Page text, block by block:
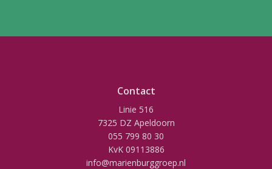
Contact
Linie 516
7325 DZ Apeldoorn
055 799 80 30
KvK 09113886
info@marienburggroep.nl